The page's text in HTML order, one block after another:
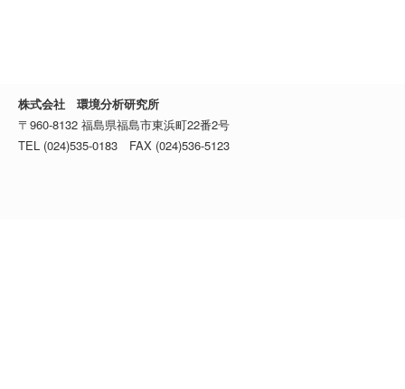
株式会社 環境分析研究所
〒960-8132 福島県福島市東浜町22番2号
TEL (024)535-0183 FAX (024)536-5123